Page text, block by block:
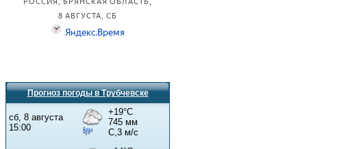
Прогноз погоды в Трубчевске